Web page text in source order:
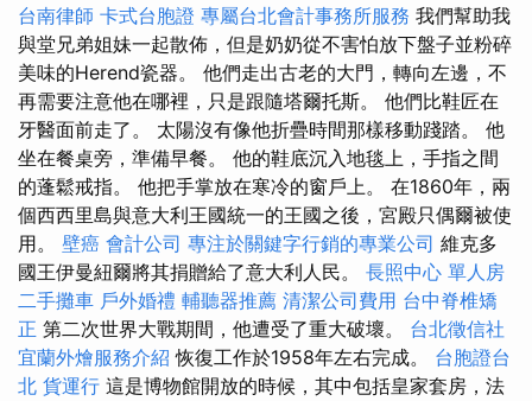
台南律師 卡式台胞證 專屬台北會計事務所服務 我們幫助我
與堂兄弟姐妹一起散佈，但是奶奶從不害怕放下盤子並粉碎
美味的Herend瓷器。 他們走出古老的大門，轉向左邊，不
再需要注意他在哪裡，只是跟隨塔爾托斯。 他們比鞋匠在
牙醫面前走了。 太陽沒有像他折疊時間那樣移動踐踏。 他
坐在餐桌旁，準備早餐。 他的鞋底沉入地毯上，手指之間
的蓬鬆戒指。 他把手掌放在寒冷的窗戶上。 在1860年，兩
個西西里島與意大利王國統一的王國之後，宮殿只偶爾被使
用。 壁癌 會計公司 專注於關鍵字行銷的專業公司 維克多
國王伊曼紐爾將其捐贈給了意大利人民。 長照中心 單人房
二手攤車 戶外婚禮 輔聽器推薦 清潔公司費用 台中脊椎矯
正 第二次世界大戰期間，他遭受了重大破壞。 台北徵信社
宜蘭外燴服務介紹 恢復工作於1958年左右完成。 台胞證台
北 貨運行 這是博物館開放的時候，其中包括皇家套房，法